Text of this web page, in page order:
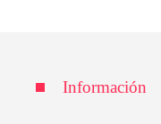
Información